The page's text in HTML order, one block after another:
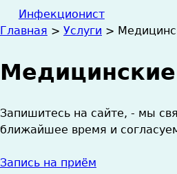
Инфекционист
здесь
Главная > Услуги >
Запишитесь на сайте, - мы
ближайшее время и
Запись на приём